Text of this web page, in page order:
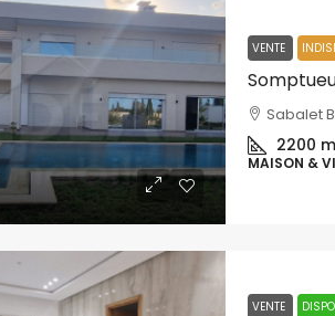
VENTE
Sabalet
2200
MAISON &
VENTE